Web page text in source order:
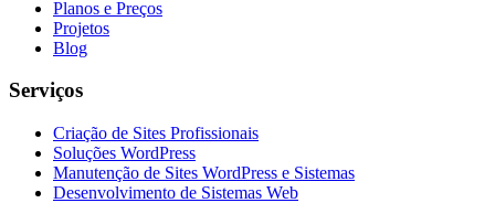
Planos e Preços
Projetos
Blog
Serviços
Criação de Sites Profissionais
Soluções WordPress
Manutenção de Sites WordPress e Sistemas
Desenvolvimento de Sistemas Web